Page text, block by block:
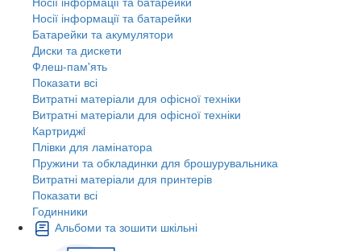
Носії інформації та батарейки
Батарейки та акумулятори
Диски та дискети
Флеш-пам'ять
Показати всі
Витратні матеріали для офісної техніки
Витратні матеріали для офісної техніки
Картриджi
Плівки для ламінатора
Пружини та обкладинки для брошурувальника
Витратні матеріали для принтерів
Показати всі
Годинники
Альбоми та зошити шкільні